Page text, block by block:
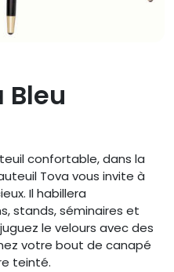
Bleu
confortable, dans la
Tova vous invite à
Il habillera
stands, séminaires et
le velours avec des
votre bout de canapé
teinté.